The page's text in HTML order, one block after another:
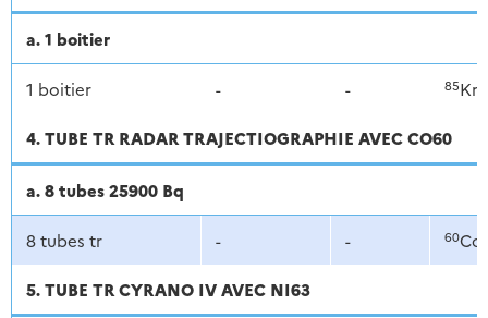
a. 1 boitier
1 boitier - - 85Kr
4. TUBE TR RADAR TRAJECTIOGRAPHIE AVEC CO60
a. 8 tubes 25900 Bq
8 tubes tr - - 60Co
5. TUBE TR CYRANO IV AVEC NI63